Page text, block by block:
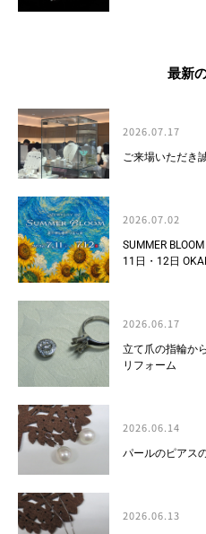
最新
2026.07.17
ご来場いただき
2026.07.02
SUMMER
11日・12日
2026.06.17
立て爪の指輪か
リフォーム
2026.06.14
パールのピアス
2026.06.13